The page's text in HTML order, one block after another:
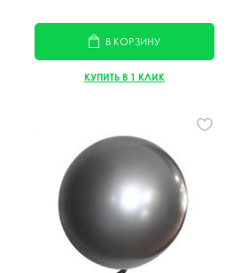
В КОРЗИНУ
КУПИТЬ В 1 КЛИК